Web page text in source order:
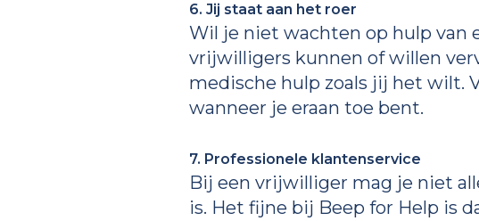
6. Jij staat aan het roer
Wil je niet wachten op hulp van
vrijwilligers kunnen of willen
medische hulp zoals jij het wilt.
wanneer je eraan toe bent.
7. Professionele klantenservice
Bij een vrijwilliger mag je niet
is. Het fijne bij Beep for Help is